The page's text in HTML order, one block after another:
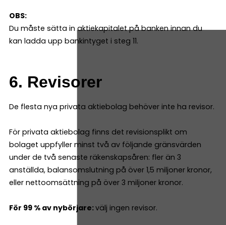
OBS:
Du måste sätta in aktiekapitalet på banken innan du
kan ladda upp bankintyget i steg 11.
6. Revisorer
De flesta nya privata aktiebolag behöver inte ha revisor.
För privata aktiebolag finns det revisionsplikt om
bolaget uppfyller minst två av följande gränsvärden
under de två senaste räkenskapsåren: fler än 3
anställda, balansomslutning på över 1,5 miljoner kronor,
eller nettoomsättning på över 3 miljoner kronor.
För 99 % av nybörjare:välj ingen revisor.